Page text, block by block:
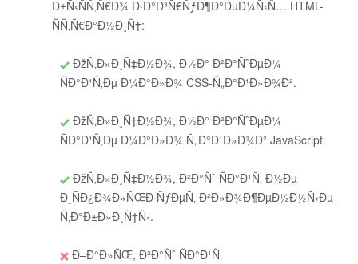
Ð±Ñ‹ÑÑ‚Ñ€Ð¾ Ð·Ð°Ð³Ñ€ÑƒÐ¶Ð°ÐµÐ¼Ñ‹Ñ… HTML-
ÑÑ‚Ñ€Ð°Ð½Ð¸Ñ†:
ÐžÑ‚Ð»Ð¸Ñ‡Ð½Ð¾, Ð½Ð° Ð²Ð°ÑˆÐµÐ¼
ÑÐ°Ð¹Ñ‚Ðµ Ð¼Ð°Ð»Ð¾ CSS-Ñ„Ð°Ð¹Ð»Ð¾Ð².
ÐžÑ‚Ð»Ð¸Ñ‡Ð½Ð¾, Ð½Ð° Ð²Ð°ÑˆÐµÐ¼
ÑÐ°Ð¹Ñ‚Ðµ Ð¼Ð°Ð»Ð¾ Ñ„Ð°Ð¹Ð»Ð¾Ð² JavaScript.
ÐžÑ‚Ð»Ð¸Ñ‡Ð½Ð¾, Ð²Ð°Ñˆ ÑÐ°Ð¹Ñ‚ Ð½Ðµ
Ð¸ÑÐ¿Ð¾Ð»ÑŒÐ·ÑƒÐµÑ‚ Ð²Ð»Ð¾Ð¶ÐµÐ½Ð½Ñ‹Ðµ
Ñ‚Ð°Ð±Ð»Ð¸Ñ†Ñ‹.
Ð–Ð°Ð»ÑŒ, Ð²Ð°Ñˆ ÑÐ°Ð¹Ñ‚